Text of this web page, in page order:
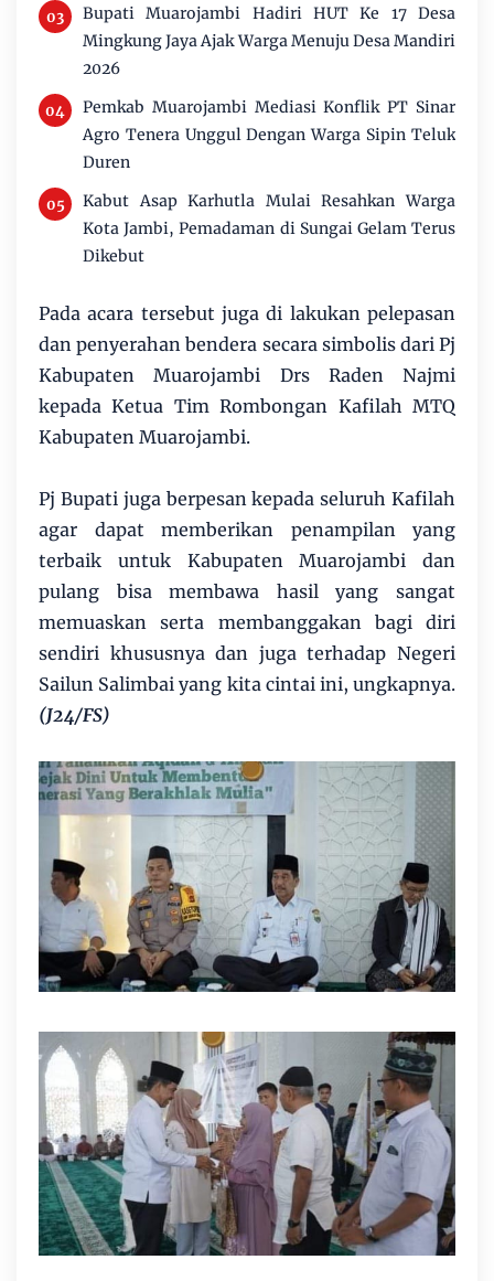
Bupati Muarojambi Hadiri HUT Ke 17 Desa
Mingkung Jaya Ajak Warga Menuju Desa Mandiri
2026
Pemkab Muarojambi Mediasi Konflik PT Sinar
Agro Tenera Unggul Dengan Warga Sipin Teluk
Duren
Kabut Asap Karhutla Mulai Resahkan Warga
Kota Jambi, Pemadaman di Sungai Gelam Terus
Dikebut
Pada acara tersebut juga di lakukan pelepasan
dan penyerahan bendera secara simbolis dari Pj
Kabupaten Muarojambi Drs Raden Najmi
kepada Ketua Tim Rombongan Kafilah MTQ
Kabupaten Muarojambi.
Pj Bupati juga berpesan kepada seluruh Kafilah
agar dapat memberikan penampilan yang
terbaik untuk Kabupaten Muarojambi dan
pulang bisa membawa hasil yang sangat
memuaskan serta membanggakan bagi diri
sendiri khususnya dan juga terhadap Negeri
Sailun Salimbai yang kita cintai ini, ungkapnya.
(J24/FS)